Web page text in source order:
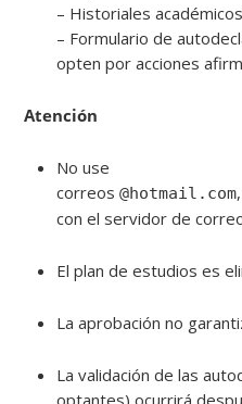
– Historiales
– Formulario de
opten por acciones
Atención
No use
correos@hotmail.com
con el servidor de
El plan de estudios es
La aprobación no
La validación de las
optantes) ocurrirá